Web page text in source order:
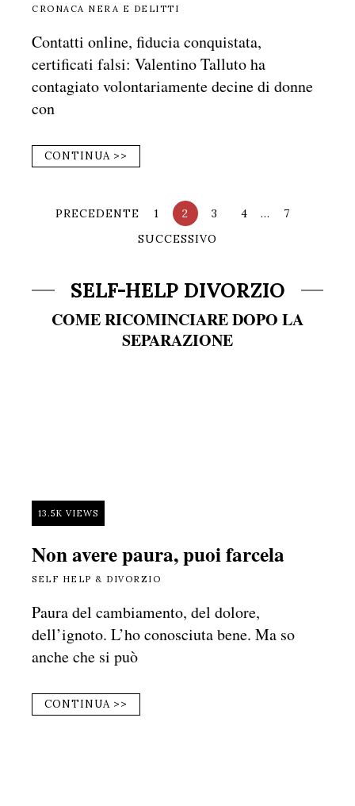
CRONACA NERA E DELITTI
Contatti online, fiducia conquistata,
certificati falsi: Valentino Talluto ha
contagiato volontariamente decine di donne
con
CONTINUA >>
PRECEDENTE 1 2 3 4 …
7
SUCCESSIVO
SELF-HELP DIVORZIO
COME RICOMINCIARE DOPO LA
SEPARAZIONE
13.5K VIEWS
Non avere paura, puoi farcela
SELF HELP & DIVORZIO
Paura del cambiamento, del dolore,
dell’ignoto. L’ho conosciuta bene. Ma so
anche che si può
CONTINUA >>